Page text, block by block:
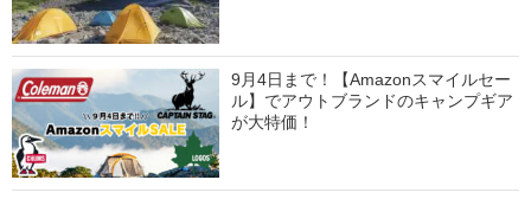
9月4日まで！【Amazonスマイルセー
ル】でアウトブランドのキャンプギア
が大特価！